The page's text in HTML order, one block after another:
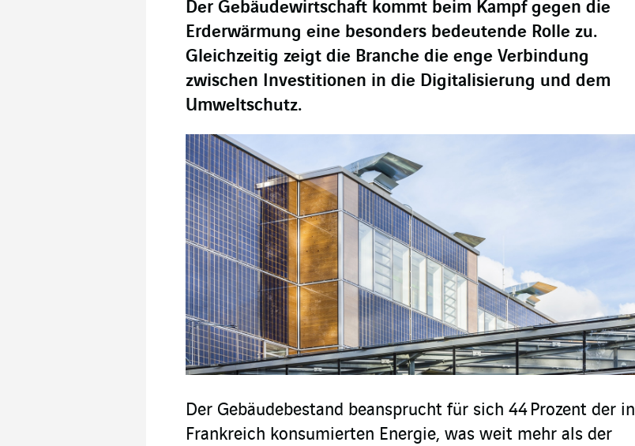
Der Gebäudewirtschaft kommt beim Kampf gegen die
Erderwärmung eine besonders bedeutende Rolle zu.
Gleichzeitig zeigt die Branche die enge Verbindung
zwischen Investitionen in die Digitalisierung und dem
Umweltschutz.
Der Gebäudebestand beansprucht für sich 44 Prozent der in
Frankreich konsumierten Energie, was weit mehr als der